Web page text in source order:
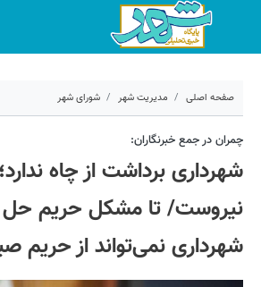
صفحه اصلی مدیریت شهر شورای شهر
کد مطلب:68825
چمران در جمع خبرنگاران:
شهرداری برداشت از چاه
نیروست/ تا مشکل حریم
شهرداری نمی‌تواند از حریم